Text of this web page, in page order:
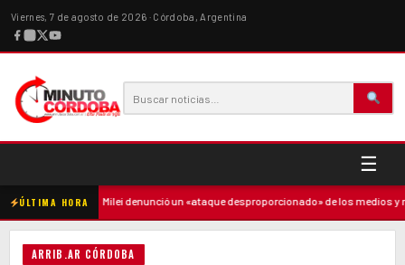
Viernes, 7 de agosto de 2026 · Córdoba, Argentina
☰
ÚLTIMA HORA
madre · Milei denunció un «ataque desproporcionado» de los medios y
ARRIB.AR CÓRDOBA